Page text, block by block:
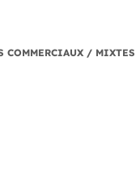
COMMERCIAUX / MIXTES